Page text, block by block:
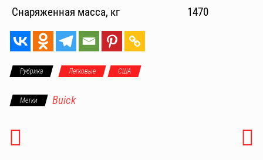
Снаряженная масса, кг
1470
Рубрика Легковые США
Метки Buick